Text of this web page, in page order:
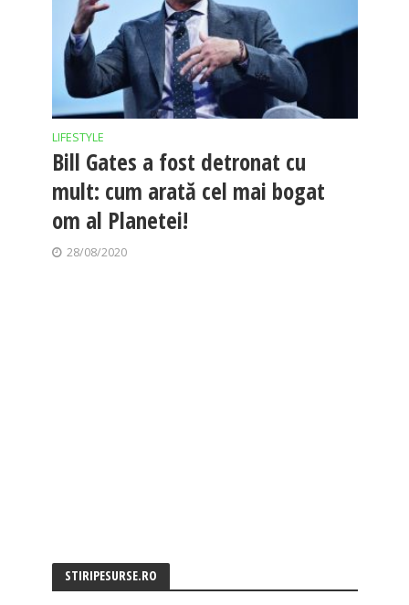
LIFESTYLE
Bill Gates a fost detronat cu
mult: cum arată cel mai bogat
om al Planetei!
28/08/2020
STIRIPESURSE.RO